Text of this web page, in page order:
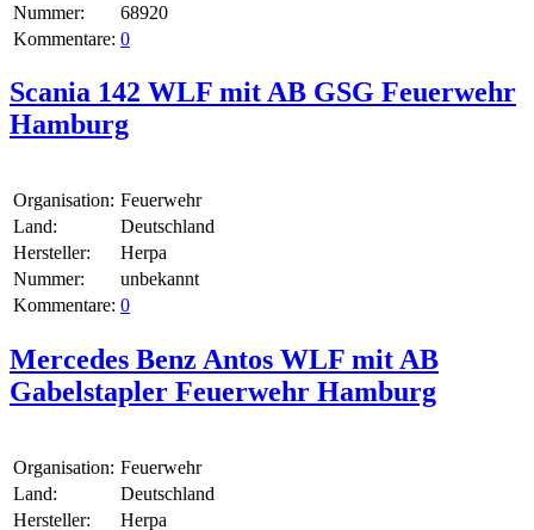
Nummer:
68920
Kommentare: 0
Scania 142 WLF mit AB GSG Feuerwehr
Hamburg
Organisation: Feuerwehr
Land:
Deutschland
Hersteller:
Herpa
Nummer:
unbekannt
Kommentare: 0
Mercedes Benz Antos WLF mit AB
Gabelstapler Feuerwehr Hamburg
Organisation: Feuerwehr
Land:
Deutschland
Hersteller:
Herpa